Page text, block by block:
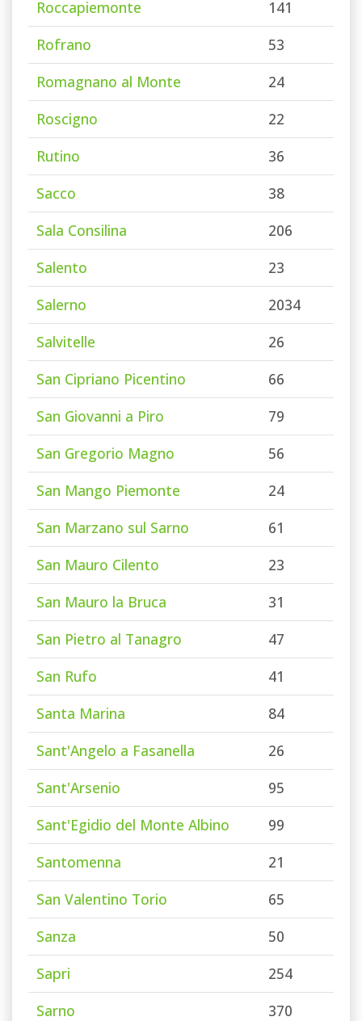
Roccapiemonte
141
Rofrano
53
Romagnano al Monte
24
Roscigno
22
Rutino
36
Sacco
38
Sala Consilina
206
Salento
23
Salerno
2034
Salvitelle
26
San Cipriano Picentino
66
San Giovanni a Piro
79
San Gregorio Magno
56
San Mango Piemonte
24
San Marzano sul Sarno
61
San Mauro Cilento
23
San Mauro la Bruca
31
San Pietro al Tanagro
47
San Rufo
41
Santa Marina
84
Sant'Angelo a Fasanella
26
Sant'Arsenio
95
Sant'Egidio del Monte Albino
99
Santomenna
21
San Valentino Torio
65
Sanza
50
Sapri
254
Sarno
370